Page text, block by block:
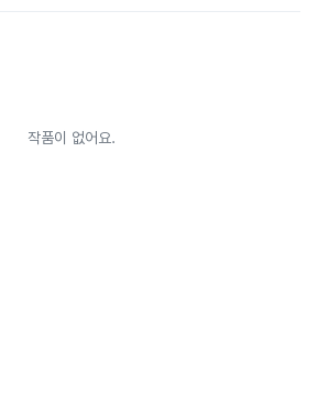
작품이 없어요.